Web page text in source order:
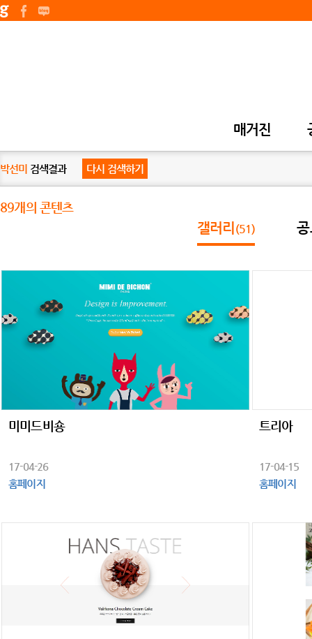
매거진
박선미 검색결과 다시 검색하기
89개의 콘텐츠
갤러리 (51)
미미드비숑
17-04-26
홈페이지
트리아
17-04-15
홈페이지